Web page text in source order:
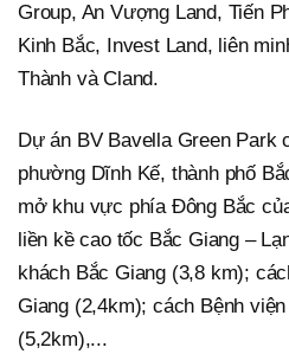
Group, An Vượng Land, Tiến
Kinh Bắc, Invest Land, liên
Thành và Cland.
Dự án BV Bavella Green Park
phường Dĩnh Kế, thành phố
mở khu vực phía Đông Bắc
liền kề cao tốc Bắc Giang –
khách Bắc Giang (3,8 km);
Giang (2,4km); cách Bệnh
(5,2km),...